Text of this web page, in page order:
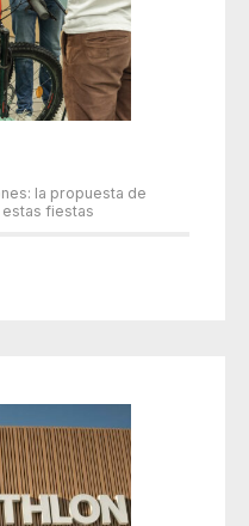
la propuesta de
fiestas